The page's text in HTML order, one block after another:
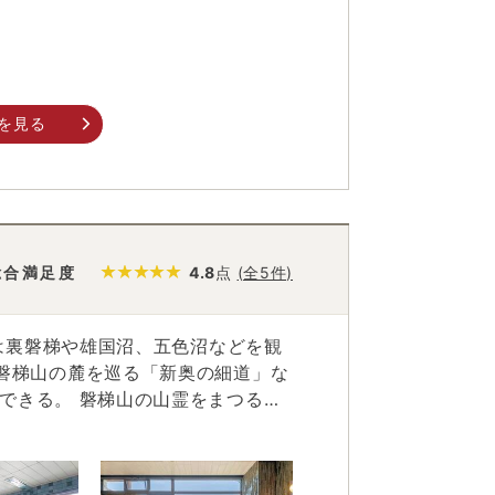
見る
満足度 4.8点 (全5件)
磐梯や雄国沼、五色沼などを観
まつる磐